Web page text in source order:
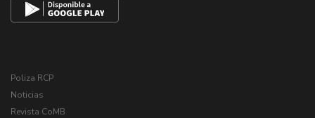
Poliza RCP
Noticias
Revista CoMB